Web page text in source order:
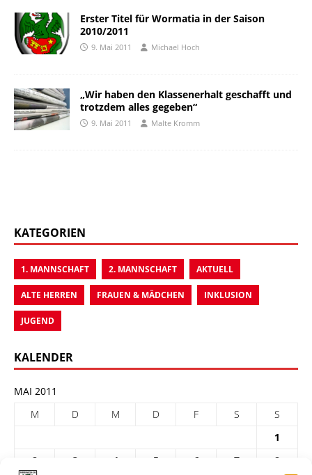
Erster Titel für Wormatia in der Saison
2010/2011
9. Mai 2011 Michael Hoch
„Wir haben den Klassenerhalt geschafft und
trotzdem alles gegeben“
9. Mai 2011 Malte Kromm
KATEGORIEN
1. MANNSCHAFT 2. MANNSCHAFT AKTUELL
ALTE HERREN FRAUEN & MÄDCHEN INKLUSION
JUGEND
KALENDER
MAI 2011
M
D M D F S
S
1
2
3 4 5 6 7 8